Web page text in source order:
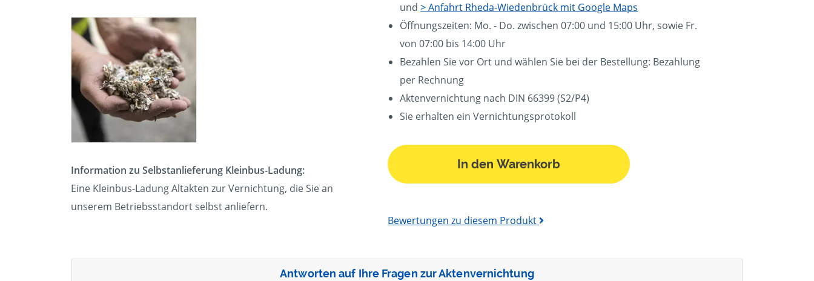
Information zu Selbstanlieferung Kleinbus-Ladung:
Eine Kleinbus-Ladung Altakten zur Vernichtung, die Sie an
unserem Betriebsstandort selbst anliefern.
und > Anfahrt Rheda-Wiedenbrück mit Google Maps
Öffnungszeiten: Mo. - Do. zwischen 07:00 und 15:00 Uhr, sowie Fr.
von 07:00 bis 14:00 Uhr
Bezahlen Sie vor Ort und wählen Sie bei der Bestellung: Bezahlung
per Rechnung
Aktenvernichtung nach DIN 66399 (S2/P4)
Sie erhalten ein Vernichtungsprotokoll
In den Warenkorb
Bewertungen zu diesem Produkt
Antworten auf Ihre Fragen zur Aktenvernichtung